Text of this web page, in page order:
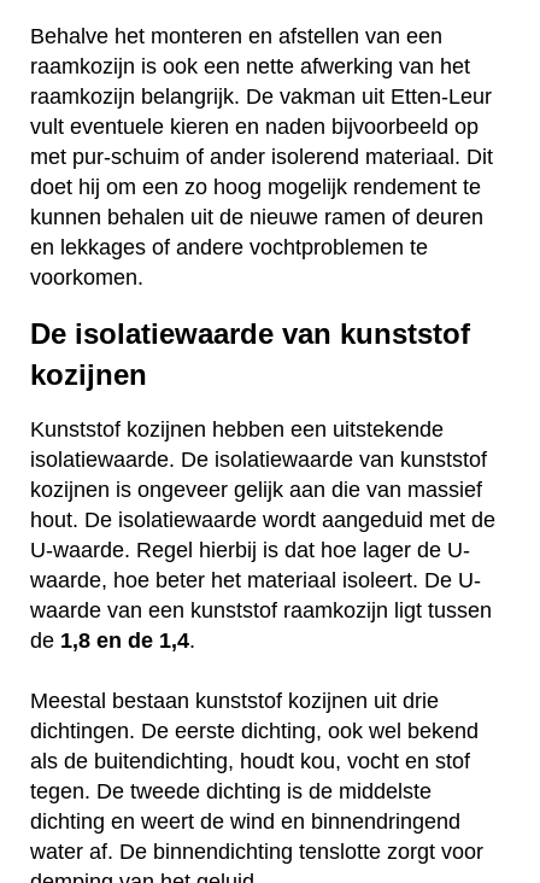
Behalve het monteren en afstellen van een
raamkozijn is ook een nette afwerking van het
raamkozijn belangrijk. De vakman uit Etten-Leur
vult eventuele kieren en naden bijvoorbeeld op
met pur-schuim of ander isolerend materiaal. Dit
doet hij om een zo hoog mogelijk rendement te
kunnen behalen uit de nieuwe ramen of deuren
en lekkages of andere vochtproblemen te
voorkomen.
De isolatiewaarde van kunststof
kozijnen
Kunststof kozijnen hebben een uitstekende
isolatiewaarde. De isolatiewaarde van kunststof
kozijnen is ongeveer gelijk aan die van massief
hout. De isolatiewaarde wordt aangeduid met de
U-waarde. Regel hierbij is dat hoe lager de U-
waarde, hoe beter het materiaal isoleert. De U-
waarde van een kunststof raamkozijn ligt tussen
de 1,8 en de 1,4.
Meestal bestaan kunststof kozijnen uit drie
dichtingen. De eerste dichting, ook wel bekend
als de buitendichting, houdt kou, vocht en stof
tegen. De tweede dichting is de middelste
dichting en weert de wind en binnendringend
water af. De binnendichting tenslotte zorgt voor